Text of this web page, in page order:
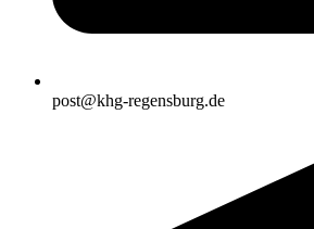
post@khg-regensburg.de